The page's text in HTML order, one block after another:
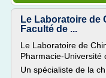
Le Laboratoire de
Faculté de ...
Le Laboratoire de
Pharmacie-Université
Un spécialiste de la